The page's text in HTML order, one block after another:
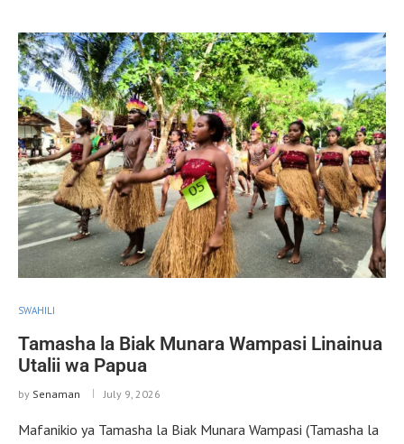
SWAHILI
Tamasha la Biak Munara Wampasi Linainua
Utalii wa Papua
by Senaman July 9, 2026
Mafanikio ya Tamasha la Biak Munara Wampasi (Tamasha la